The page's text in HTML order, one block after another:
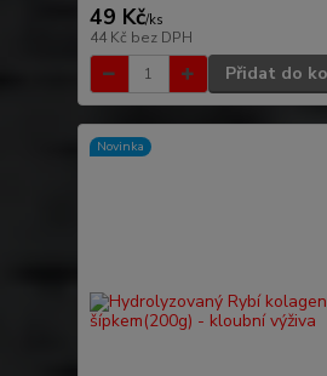
49 Kč/ks
44 Kč bez DPH
Přidat do
Novinka